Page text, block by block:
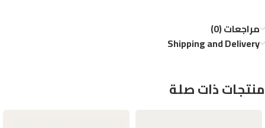
مراجعات (0)
Shipping and Delivery
منتجات ذات صلة